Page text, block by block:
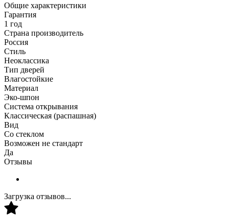
Общие характеристики
Гарантия
1 год
Страна производитель
Россия
Стиль
Неоклассика
Тип дверей
Влагостойкие
Материал
Эко-шпон
Система открывания
Классическая (распашная)
Вид
Со стеклом
Возможен не стандарт
Да
Отзывы
Загрузка отзывов...